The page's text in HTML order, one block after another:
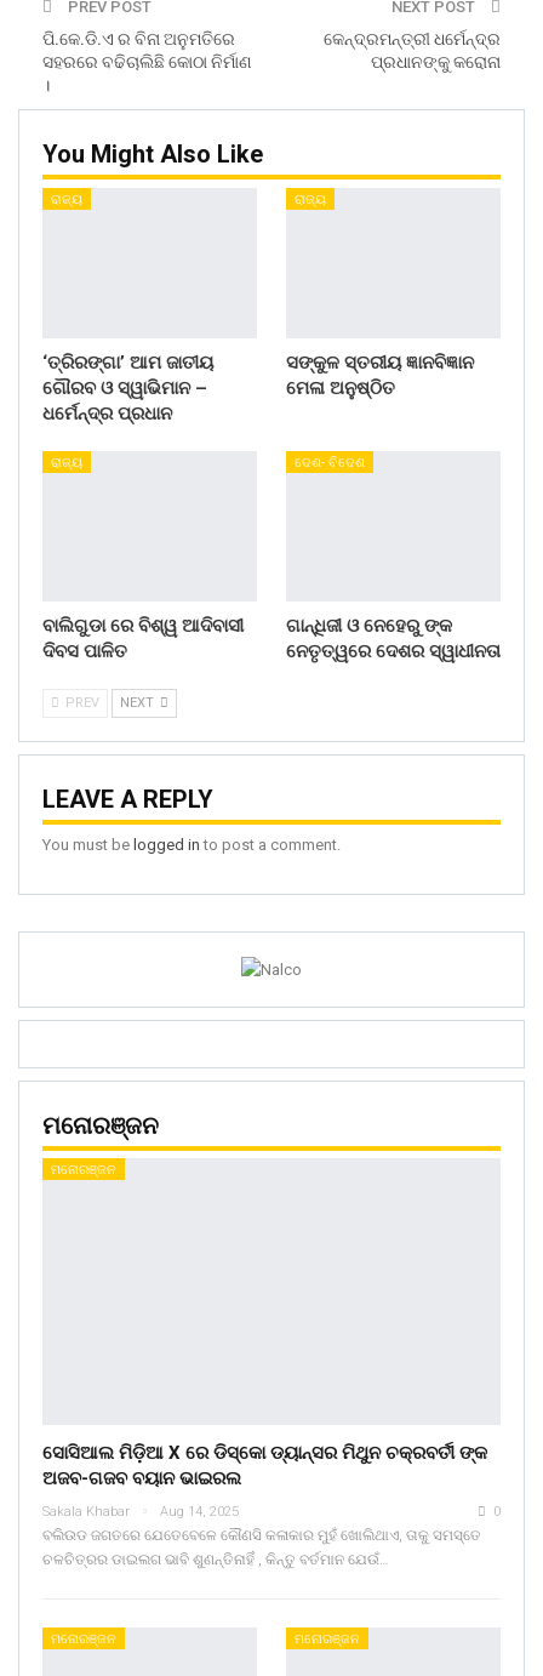
PREV POST
ପି.କେ.ଡି.ଏ ର ବିନା ଅନୁମତିରେ
ସହରରେ ବଢିଚାଲିଛି କୋଠା ନିର୍ମାଣ
।
NEXT POST
କେନ୍ଦ୍ରମନ୍ତ୍ରୀ ଧର୍ମେନ୍ଦ୍ର
ପ୍ରଧାନଙ୍କୁ କରୋନା
You Might Also Like
ରାଜ୍ୟ
‘ତ୍ରିରଙ୍ଗା’ ଆମ ଜାତୀୟ
ଗୌରବ ଓ ସ୍ୱାଭିମାନ –
ଧର୍ମେନ୍ଦ୍ର ପ୍ରଧାନ
ରାଜ୍ୟ
ସଙ୍କୁଳ ସ୍ତରୀୟ ଜ୍ଞାନବିଜ୍ଞାନ
ମେଳା ଅନୁଷ୍ଠିତ
ରାଜ୍ୟ
ବାଲିଗୁଡା ରେ ବିଶ୍ୱ ଆଦିବାସୀ
ଦିବସ ପାଳିତ
ଦେଶ- ବିଦେଶ
ଗାନ୍ଧିଜୀ ଓ ନେହେରୁ ଙ୍କ
ନେତୃତ୍ୱରେ ଦେଶର ସ୍ୱାଧୀନତା
PREV NEXT
LEAVE A REPLY
You must be logged in to post a comment.
ମନୋରଞ୍ଜନ
ମନୋରଞ୍ଜନ
ସୋସିଆଲ ମିଡ଼ିଆ X ରେ ଡିସ୍କୋ ଡ୍ୟାନ୍ସର ମିଥୁନ ଚକ୍ରବର୍ତୀ ଙ୍କ
ଅଜବ-ଗଜବ ବୟାନ ଭାଇରଲ
Sakala Khabar Aug 14, 2025 0
ବଲିଉଡ ଜଗତରେ ଯେତେବେଳେ କୌଣସି କଳାକାର ମୁହଁ ଖୋଲିଥାଏ, ତାକୁ ସମସ୍ତେ
ଚଳଚିତ୍ରର ଡାଇଲଗ ଭାବି ଶୁଣନ୍ତିନାହିଁ , କିନ୍ତୁ ବର୍ତମାନ ଯେଉଁ…
ମନୋରଞ୍ଜନ ମନୋରଞ୍ଜନ